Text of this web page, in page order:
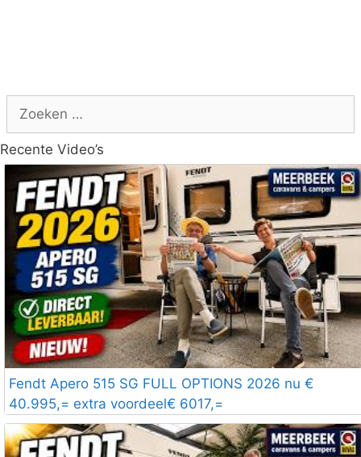
naar:
Recente Video’s
Fendt Apero 515 SG FULL OPTIONS 2026 nu €
40.995,= extra voordeel€ 6017,=